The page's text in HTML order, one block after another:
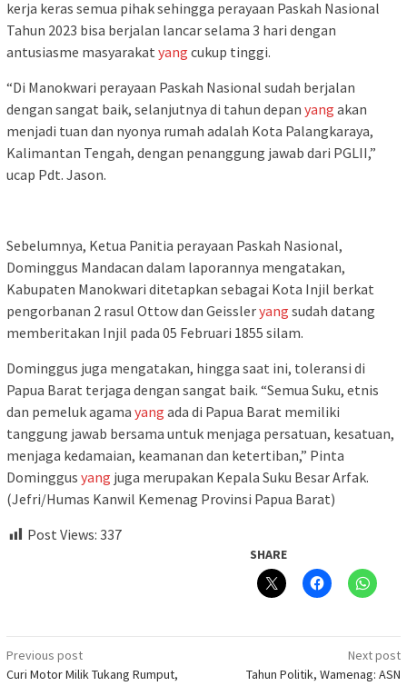
kerja keras semua pihak sehingga perayaan Paskah Nasional
Tahun 2023 bisa berjalan lancar selama 3 hari dengan
antusiasme masyarakat yang cukup tinggi.
“Di Manokwari perayaan Paskah Nasional sudah berjalan
dengan sangat baik, selanjutnya di tahun depan yang akan
menjadi tuan dan nyonya rumah adalah Kota Palangkaraya,
Kalimantan Tengah, dengan penanggung jawab dari PGLII,”
ucap Pdt. Jason.
Sebelumnya, Ketua Panitia perayaan Paskah Nasional,
Dominggus Mandacan dalam laporannya mengatakan,
Kabupaten Manokwari ditetapkan sebagai Kota Injil berkat
pengorbanan 2 rasul Ottow dan Geissleryang sudah datang
memberitakan Injil pada 05 Februari 1855 silam.
Dominggus juga mengatakan, hingga saat ini, toleransi di
Papua Barat terjaga dengan sangat baik. “Semua Suku, etnis
dan pemeluk agama yang ada di Papua Barat memiliki
tanggung jawab bersama untuk menjaga persatuan, kesatuan,
menjaga kedamaian, keamanan dan ketertiban,” Pinta
Dominggus yang juga merupakan Kepala Suku Besar Arfak.
(Jefri/Humas Kanwil Kemenag Provinsi Papua Barat)
Post Views: 337
SHARE
Post
Previous post
Curi Motor Milik Tukang Rumput,
Next post
Tahun Politik, Wamenag: ASN